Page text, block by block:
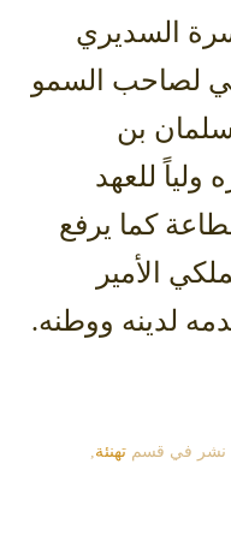
السديري
لصاحب السمو
سلمان بن
ولياً للعهد
كما يرفع
الأمير
لدينه ووطنه.
. نشر في قسم تهنئة